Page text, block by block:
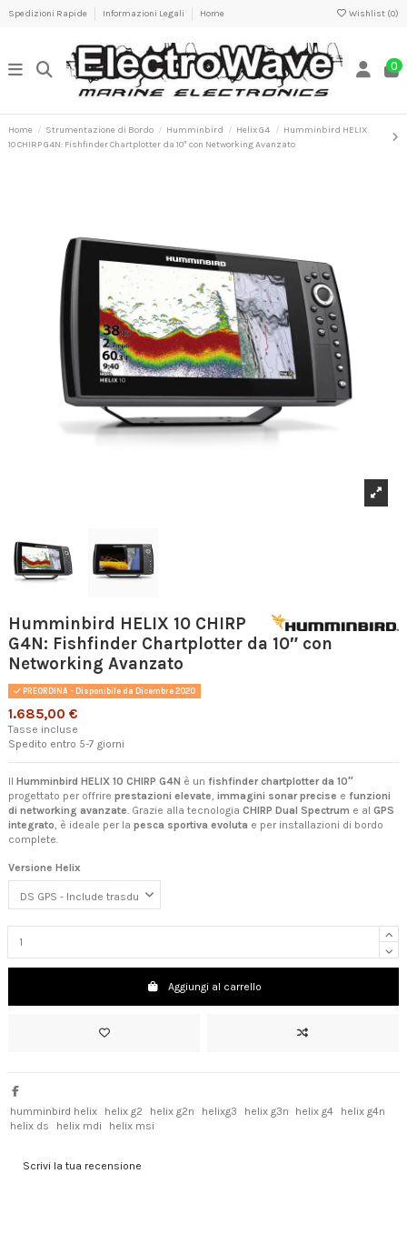
Spedizioni Rapide Informazioni Legali Home Wishlist (0)
0
Home Strumentazione di Bordo Humminbird Helix G4
Humminbird HELIX
10 CHIRP G4N: Fishfinder Chartplotter da 10″ con Networking Avanzato
Humminbird HELIX 10 CHIRP
G4N: Fishfinder Chartplotter da 10″ con
Networking Avanzato
PREORDINA - Disponibile da Dicembre 2020
1.685,00 €
Tasse incluse
Spedito entro 5-7 giorni
Il Humminbird HELIX 10 CHIRP G4N è un fishfinder chartplotter da 10″
progettato per offrire prestazioni elevate, immagini sonar precise e funzioni
di networking avanzate. Grazie alla tecnologia CHIRP Dual Spectrum e al GPS
integrato, è ideale per la pesca sportiva evoluta e per installazioni di bordo
complete.
Versione Helix
Aggiungi al carrello
humminbird helix helix g2 helix g2n helixg3 helix g3n helix g4
helix g4n
helix ds
helix mdi helix msi
Scrivi la tua recensione